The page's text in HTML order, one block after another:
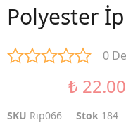
Polyester İp
0
₺ 22.00
SKU Rip066 Stok 184